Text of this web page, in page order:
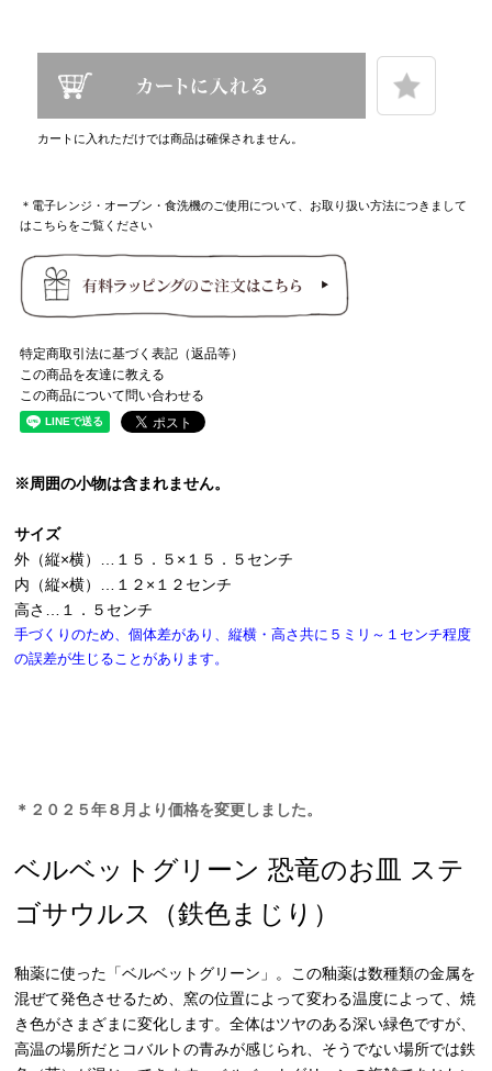
カートに入れただけでは商品は確保されません。
＊電子レンジ・オーブン・食洗機のご使用について、お取り扱い方法につきまして
はこちらをご覧ください
特定商取引法に基づく表記（返品等）
この商品を友達に教える
この商品について問い合わせる
※周囲の小物は含まれません。
サイズ
外（縦×横）…１５．５×１５．５センチ
内（縦×横）…１２×１２センチ
高さ…１．５センチ
手づくりのため、個体差があり、縦横・高さ共に５ミリ～１センチ程度
の誤差が生じることがあります。
＊２０２５年８月より価格を変更しました。
ベルベットグリーン 恐竜のお皿 ステ
ゴサウルス（鉄色まじり）
釉薬に使った「ベルベットグリーン」。この釉薬は数種類の金属を
混ぜて発色させるため、窯の位置によって変わる温度によって、焼
き色がさまざまに変化します。全体はツヤのある深い緑色ですが、
高温の場所だとコバルトの青みが感じられ、そうでない場所では鉄